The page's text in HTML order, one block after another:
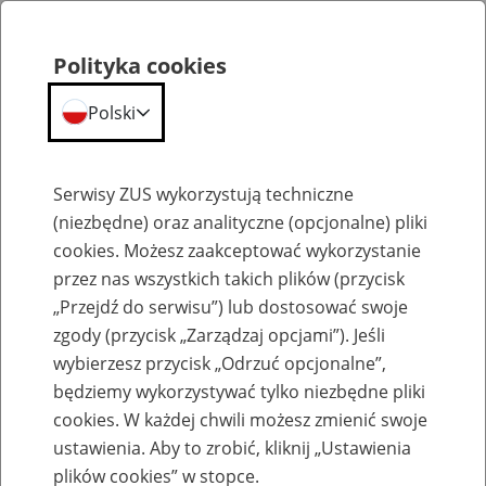
Obsługa osób z niepełnosprawnościami
Ułatwienia dla osób z
niepełnosprawnością w placówkach
Polityka cookies
Polski
Serwisy ZUS wykorzystują techniczne
(niezbędne) oraz analityczne (opcjonalne) pliki
cookies. Możesz zaakceptować wykorzystanie
przez nas wszystkich takich plików (przycisk
„Przejdź do serwisu”) lub dostosować swoje
zgody (przycisk „Zarządzaj opcjami”). Jeśli
wybierzesz przycisk „Odrzuć opcjonalne”,
będziemy wykorzystywać tylko niezbędne pliki
cookies. W każdej chwili możesz zmienić swoje
ustawienia. Aby to zrobić, kliknij „Ustawienia
plików cookies” w stopce.